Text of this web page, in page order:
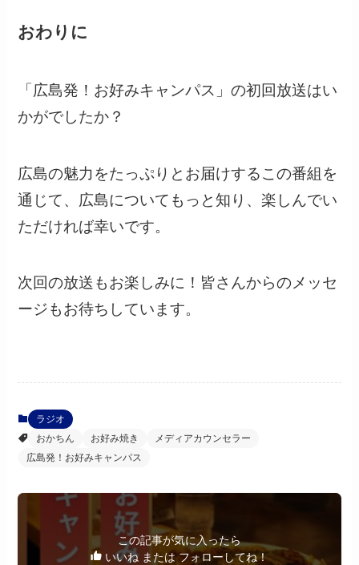
おわりに
「広島発！お好みキャンパス」の初回放送はい
かがでしたか？
広島の魅力をたっぷりとお届けするこの番組を
通じて、広島についてもっと知り、楽しんでい
ただければ幸いです。
次回の放送もお楽しみに！皆さんからのメッセ
ージもお待ちしています。
ラジオ
おかちん
お好み焼き
メディアカウンセラー
広島発！お好みキャンパス
この記事が気に入ったら
いいね または フォローしてね！